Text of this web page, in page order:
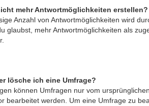
mehr Antwortmöglichkeiten erstellen?
Anzahl von Antwortmöglichkeiten wird
glaubst, mehr Antwortmöglichkeiten als
lösche ich eine Umfrage?
können Umfragen nur vom
bearbeitet werden. Um eine Umfrage zu